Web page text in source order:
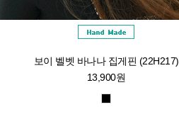
보이 벨벳 바나나 집게핀 (22H217)
13,900원